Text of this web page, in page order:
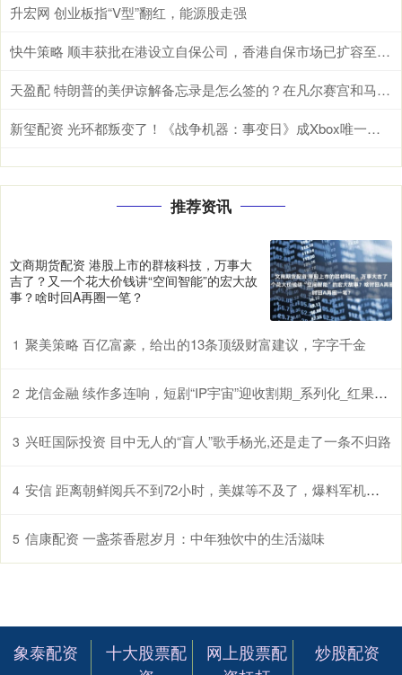
升宏网 创业板指“V型”翻红，能源股走强
快牛策略 顺丰获批在港设立自保公司，香港自保市场已扩容至9家
天盈配 特朗普的美伊谅解备忘录是怎么签的？在凡尔赛宫和马克龙用餐时突提签署要求
新玺配资 光环都叛变了！《战争机器：事变日》成Xbox唯一独占大作
推荐资讯
文商期货配资 港股上市的群核科技，万事大
吉了？又一个花大价钱讲“空间智能”的宏大故
事？啥时回A再圈一笔？
1 聚美策略 百亿富豪，给出的13条顶级财富建议，字字千金
2 龙信金融 续作多连响，短剧“IP宇宙”迎收割期_系列化_红果_热度
3 兴旺国际投资 目中无人的“盲人”歌手杨光,还是走了一条不归路
4 安信 距离朝鲜阅兵不到72小时，美媒等不及了，爆料军机遭歼16挂弹驱离
5 信康配资 一盏茶香慰岁月：中年独饮中的生活滋味
象泰配资
十大股票配
网上股票配
炒股配资